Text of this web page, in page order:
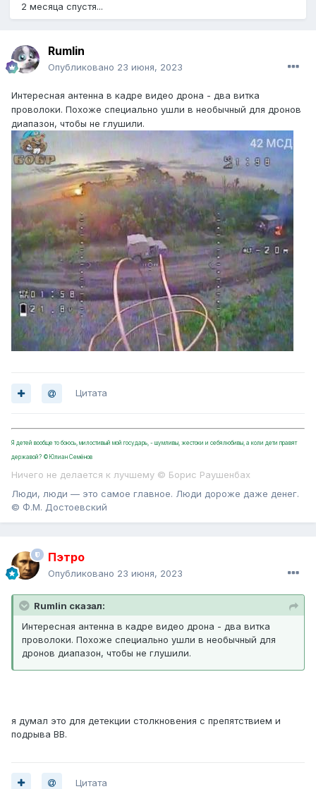
2 месяца спустя...
Rumlin
Опубликовано 23 июня, 2023
Интересная антенна в кадре видео дрона - два витка
проволоки. Похоже специально ушли в необычный для дронов
диапазон, чтобы не глушили.
Цитата
Я детей вообще то боюсь, милостивый мой государь, - шумливы, жестоки и себялюбивы, а коли дети правят
державой? ©Юлиан Семёнов
Ничего не делается к лучшему © Борис Раушенбах
Люди, люди — это самое главное. Люди дороже даже денег.
© Ф.М. Достоевский
Пэтро
Опубликовано 23 июня, 2023
Rumlin сказал:
Интересная антенна в кадре видео дрона - два витка
проволоки. Похоже специально ушли в необычный для
дронов диапазон, чтобы не глушили.
я думал это для детекции столкновения с препятствием и
подрыва ВВ.
Цитата